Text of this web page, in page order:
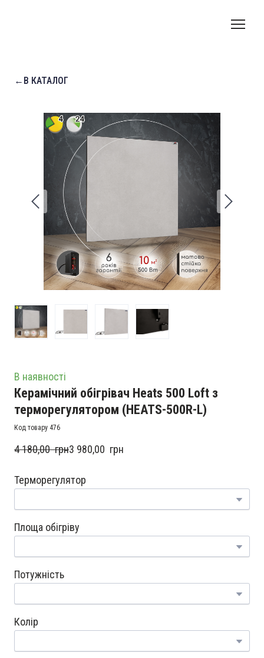
←В КАТАЛОГ
В наявності
Керамічний обігрівач Heats 500 Loft з
терморегулятором (HEATS-500R-L)
Код товару 476
4 180,00  грн3 980,00  грн
Терморегулятор
Площа обігріву
Потужність
Колір